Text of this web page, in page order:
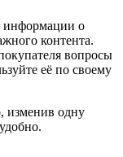
информации о
контента.
вопросы
её по своему
изменив одну